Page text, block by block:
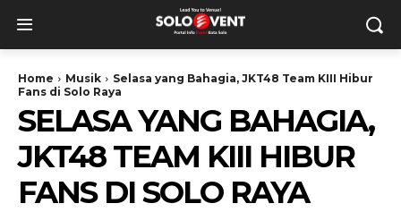
Home Musik
Selasa yang Bahagia, JKT48 Team KIII Hibur
Fans di Solo Raya
SELASA YANG BAHAGIA,
JKT48 TEAM KIII HIBUR
FANS DI SOLO RAYA